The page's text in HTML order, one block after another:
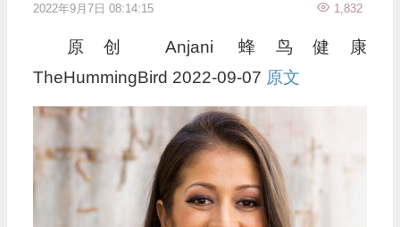
2022年9月7日 08:14:15 1,832
原创 Anjani
蜂鸟健康
TheHummingBird 2022-09-07 原文